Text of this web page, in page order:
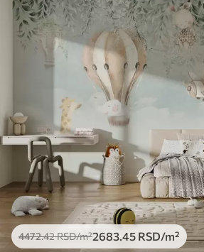
4472.42RSD/m²2683 .45 RSD/m²